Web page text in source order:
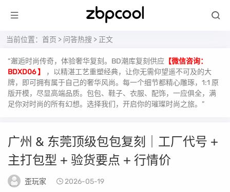
当前位置： 首页 > 问答热搜 > 正文
“邂逅时尚传奇，体验奢华复刻。BD潮库复刻供应 【微信咨询：
BDXD06 】
，以精湛工艺重塑经典，让你无需仰望遥不可及的大
牌，即可拥有属于自己的奢华风尚。每一个细节都精心雕琢，1:1 原
版开模，尽显高端品质。包包、鞋子、衣服、配饰，一应俱全，满
足你对时尚的所有幻想。选择我们，开启你的璀璨时尚之旅。”
广州 & 东莞顶级包包复刻｜工厂代号 +
主打包型 + 验货要点 + 行情价
歪玩家 2026-05-19